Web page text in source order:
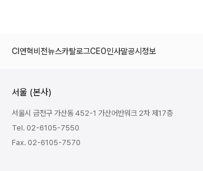
CI연혁비전뉴스카탈로그CEO인사말공시정보
서울 (본사)
서울시 금천구 가산동 452-1 가산어반워크 2차 제17층
Tel. 02-6105-7550
Fax. 02-6105-7570